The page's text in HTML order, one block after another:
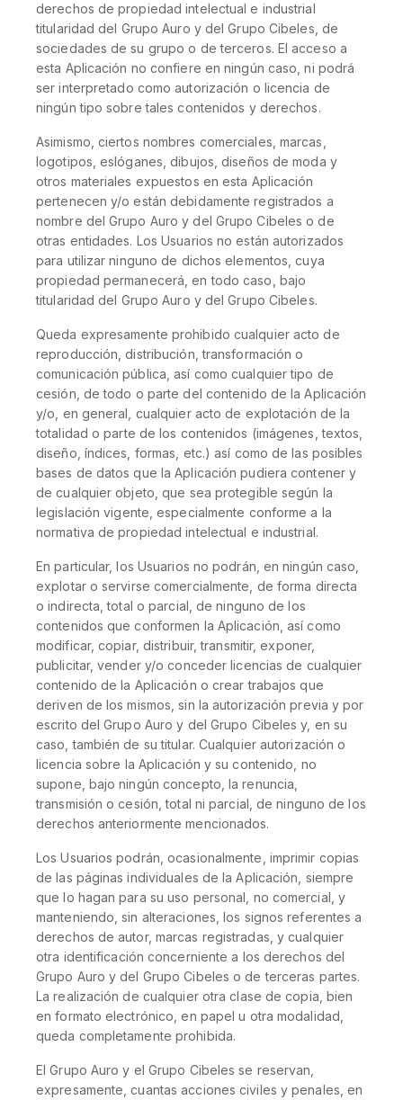
derechos de propiedad intelectual e industrial
titularidad del Grupo Auro y del Grupo Cibeles, de
sociedades de su grupo o de terceros. El acceso a
esta Aplicación no confiere en ningún caso, ni podrá
ser interpretado como autorización o licencia de
ningún tipo sobre tales contenidos y derechos.
Asimismo, ciertos nombres comerciales, marcas,
logotipos, eslóganes, dibujos, diseños de moda y
otros materiales expuestos en esta Aplicación
pertenecen y/o están debidamente registrados a
nombre del Grupo Auro y del Grupo Cibeles o de
otras entidades. Los Usuarios no están autorizados
para utilizar ninguno de dichos elementos, cuya
propiedad permanecerá, en todo caso, bajo
titularidad del Grupo Auro y del Grupo Cibeles.
Queda expresamente prohibido cualquier acto de
reproducción, distribución, transformación o
comunicación pública, así como cualquier tipo de
cesión, de todo o parte del contenido de la Aplicación
y/o, en general, cualquier acto de explotación de la
totalidad o parte de los contenidos (imágenes, textos,
diseño, índices, formas, etc.) así como de las posibles
bases de datos que la Aplicación pudiera contener y
de cualquier objeto, que sea protegible según la
legislación vigente, especialmente conforme a la
normativa de propiedad intelectual e industrial.
En particular, los Usuarios no podrán, en ningún caso,
explotar o servirse comercialmente, de forma directa
o indirecta, total o parcial, de ninguno de los
contenidos que conformen la Aplicación, así como
modificar, copiar, distribuir, transmitir, exponer,
publicitar, vender y/o conceder licencias de cualquier
contenido de la Aplicación o crear trabajos que
deriven de los mismos, sin la autorización previa y por
escrito del Grupo Auro y del Grupo Cibeles y, en su
caso, también de su titular. Cualquier autorización o
licencia sobre la Aplicación y su contenido, no
supone, bajo ningún concepto, la renuncia,
transmisión o cesión, total ni parcial, de ninguno de los
derechos anteriormente mencionados.
Los Usuarios podrán, ocasionalmente, imprimir copias
de las páginas individuales de la Aplicación, siempre
que lo hagan para su uso personal, no comercial, y
manteniendo, sin alteraciones, los signos referentes a
derechos de autor, marcas registradas, y cualquier
otra identificación concerniente a los derechos del
Grupo Auro y del Grupo Cibeles o de terceras partes.
La realización de cualquier otra clase de copia, bien
en formato electrónico, en papel u otra modalidad,
queda completamente prohibida.
El Grupo Auro y el Grupo Cibeles se reservan,
expresamente, cuantas acciones civiles y penales, en